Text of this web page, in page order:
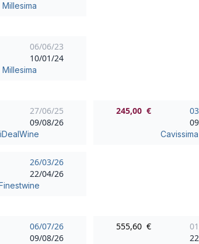
Millesima
06/06/23
10/01/24
Millesima
27/06/25
09/08/26
iDealWine
245,00 €
Cavissima
26/03/26
22/04/26
06/07/26
09/08/26
555,60 €